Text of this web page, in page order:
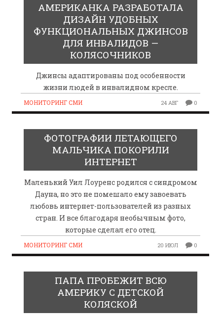
АМЕРИКАНКА РАЗРАБОТАЛА
ДИЗАЙН УДОБНЫХ
ФУНКЦИОНАЛЬНЫХ ДЖИНСОВ
ДЛЯ ИНВАЛИДОВ —
КОЛЯСОЧНИКОВ
Джинсы адаптированы под особенности
жизни людей в инвалидном кресле.
МОНИТОРИНГ СМИ 24 АВГ 0
ФОТОГРАФИИ ЛЕТАЮЩЕГО
МАЛЬЧИКА ПОКОРИЛИ
ИНТЕРНЕТ
Маленький Уил Лоуренс родился с синдромом
Дауна, но это не помешало ему завоевать
любовь интернет-пользователей из разных
стран. И все благодаря необычным фото,
которые сделал его отец.
МОНИТОРИНГ СМИ 20 ИЮЛ 0
ПАПА ПРОБЕЖИТ ВСЮ
АМЕРИКУ С ДЕТСКОЙ
КОЛЯСКОЙ